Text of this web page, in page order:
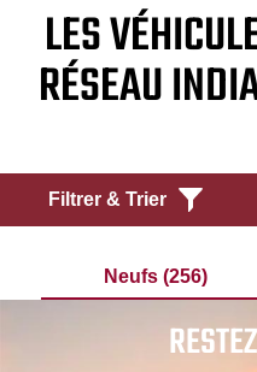
LES
RÉSEAU
Filtrer & Trier
Neufs (256)